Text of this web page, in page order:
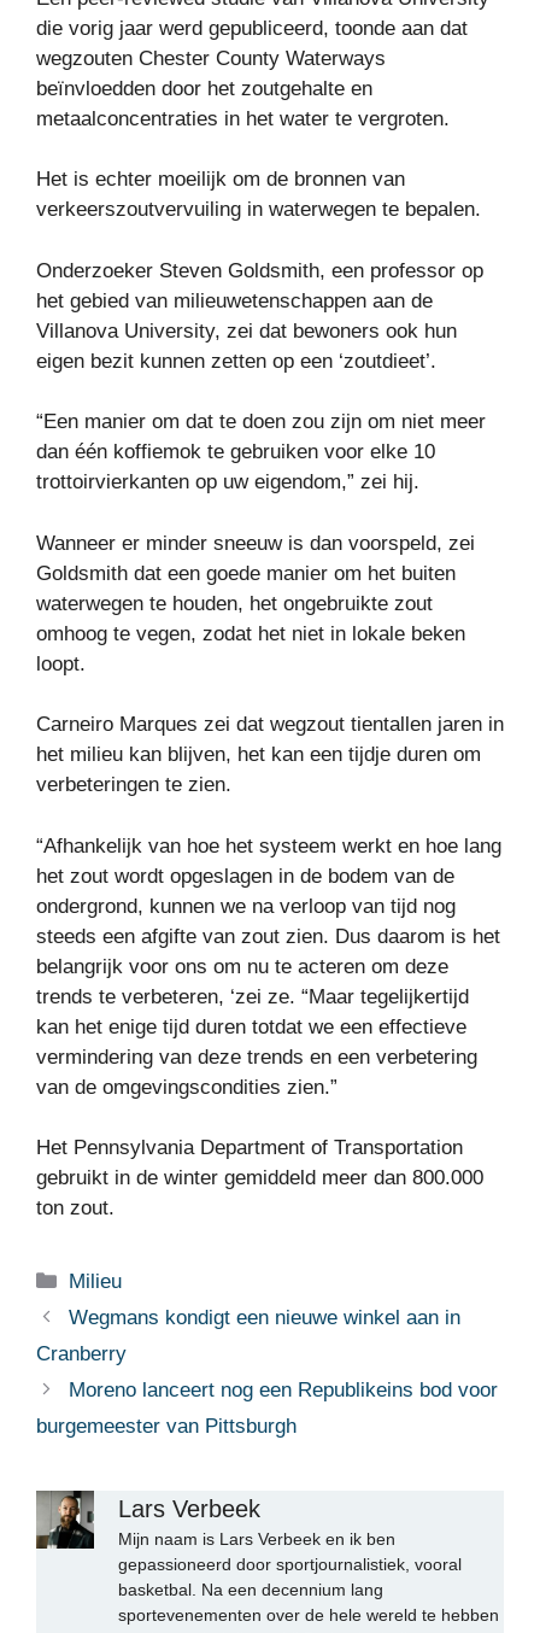
die vorig jaar werd gepubliceerd, toonde aan dat
wegzouten Chester County Waterways
beïnvloedden door het zoutgehalte en
metaalconcentraties in het water te vergroten.
Het is echter moeilijk om de bronnen van
verkeerszoutvervuiling in waterwegen te bepalen.
Onderzoeker Steven Goldsmith, een professor op
het gebied van milieuwetenschappen aan de
Villanova University, zei dat bewoners ook hun
eigen bezit kunnen zetten op een ‘zoutdieet’.
“Een manier om dat te doen zou zijn om niet meer
dan één koffiemok te gebruiken voor elke 10
trottoirvierkanten op uw eigendom,” zei hij.
Wanneer er minder sneeuw is dan voorspeld, zei
Goldsmith dat een goede manier om het buiten
waterwegen te houden, het ongebruikte zout
omhoog te vegen, zodat het niet in lokale beken
loopt.
Carneiro Marques zei dat wegzout tientallen jaren in
het milieu kan blijven, het kan een tijdje duren om
verbeteringen te zien.
“Afhankelijk van hoe het systeem werkt en hoe lang
het zout wordt opgeslagen in de bodem van de
ondergrond, kunnen we na verloop van tijd nog
steeds een afgifte van zout zien. Dus daarom is het
belangrijk voor ons om nu te acteren om deze
trends te verbeteren, ‘zei ze. “Maar tegelijkertijd
kan het enige tijd duren totdat we een effectieve
vermindering van deze trends en een verbetering
van de omgevingscondities zien.”
Het Pennsylvania Department of Transportation
gebruikt in de winter gemiddeld meer dan 800.000
ton zout.
Categorieën
Milieu
Wegmans kondigt een nieuwe winkel aan in
Cranberry
Moreno lanceert nog een Republikeins bod voor
burgemeester van Pittsburgh
Lars Verbeek
Mijn naam is Lars Verbeek en ik ben
gepassioneerd door sportjournalistiek, vooral
basketbal. Na een decennium lang
sportevenementen over de hele wereld te hebben